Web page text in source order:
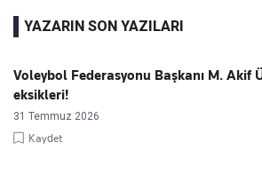
YAZARIN SON YAZILARI
Voleybol Federasyonu Başkanı M. Akif
eksikleri!
31 Temmuz 2026
Kaydet